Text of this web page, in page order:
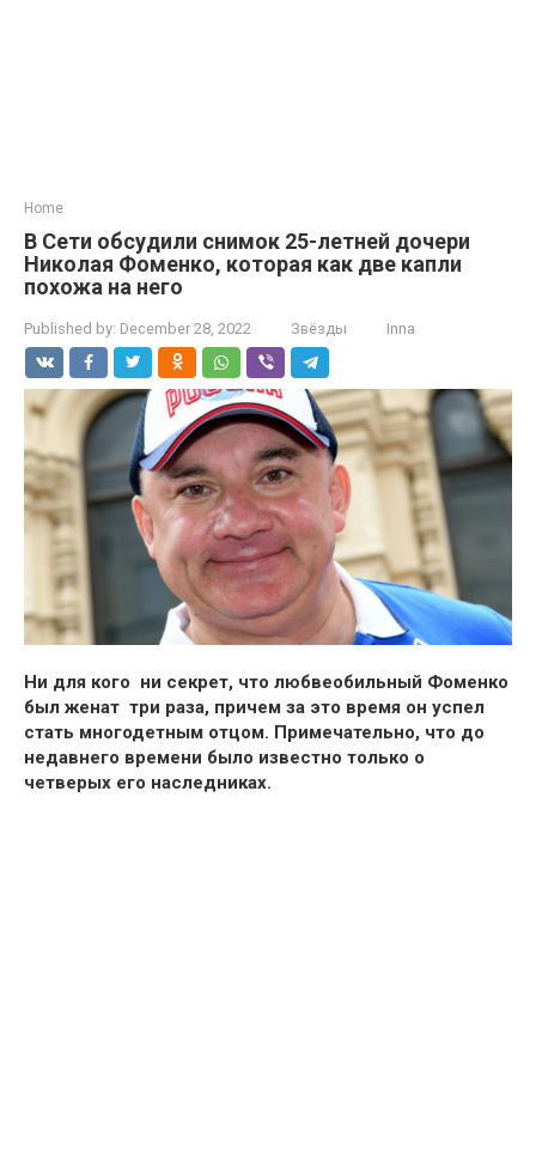
Home
В Сети обсудили снимок 25-летней дочери
Николая Фоменко, которая как две капли
похожа на него
Published by: December 28, 2022 Звёзды Inna
Ни для кого ни секрет, что любвеобильный Фоменко
был женат три раза, причем за это время он успел
стать многодетным отцом. Примечательно, что до
недавнего времени было известно только о
четверых его наследниках.